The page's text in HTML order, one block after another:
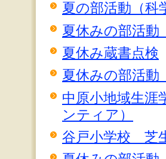
夏の部活動（科
夏休みの部活動
夏休み蔵書点検
夏休みの部活動
中原小地域生涯
ンティア）
谷戸小学校 芝